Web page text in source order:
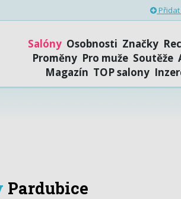
Salóny Osobnosti Značky
Proměny Pro muže Soutěže
Magazín TOP salony
Pardubice